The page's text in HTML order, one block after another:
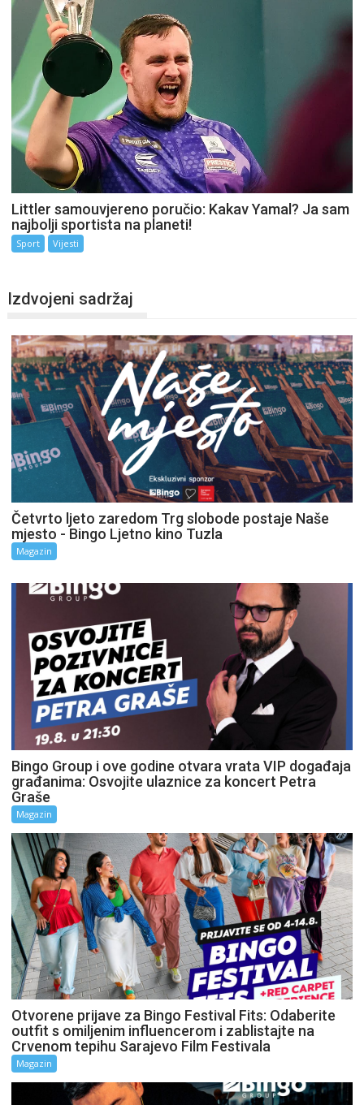
Littler samouvjereno poručio: Kakav Yamal? Ja sam
najbolji sportista na planeti!
Sport Vijesti
Izdvojeni sadržaj
Četvrto ljeto zaredom Trg slobode postaje Naše
mjesto - Bingo Ljetno kino Tuzla
Magazin
Bingo Group i ove godine otvara vrata VIP događaja
građanima: Osvojite ulaznice za koncert Petra
Graše
Magazin
Otvorene prijave za Bingo Festival Fits: Odaberite
outfit s omiljenim influencerom i zablistajte na
Crvenom tepihu Sarajevo Film Festivala
Magazin